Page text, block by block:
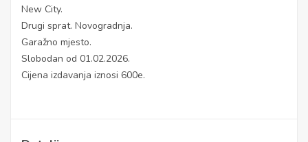
New City.
Drugi sprat. Novogradnja.
Garažno mjesto.
Slobodan od 01.02.2026.
Cijena izdavanja iznosi 600e.